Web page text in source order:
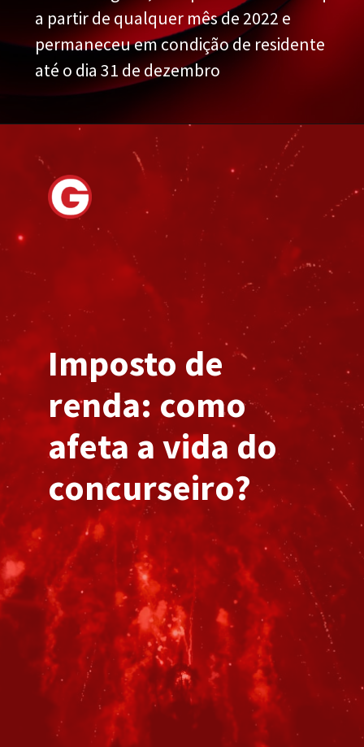
a partir de qualquer mês de 2022 e
permaneceu em condição de residente
até o dia 31 de dezembro
Imposto de
renda: como
afeta a vida do
concurseiro?